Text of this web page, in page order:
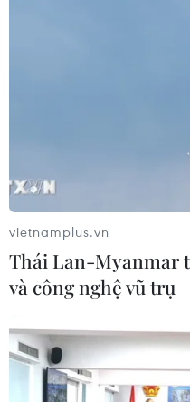
vietnamplus.vn
Thái Lan-Myanmar
và công nghệ vũ trụ